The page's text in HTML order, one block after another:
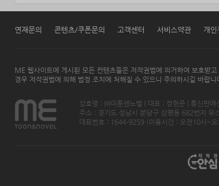
연재문의 콘텐츠/쿠폰문의 고객센터 서비스약관 개인
ME 웹사이트에 게시된 모든 컨텐츠들은 저작권법에 의거하여 보호받
경우 저작권법에 의해 법정 조치에 처해질 수 있으니 주의하시길 바랍니
상호명 : ㈜미툰앤노벨 | 대표 : 정현준 | 통신판
주소 : 경기도 성남시 분당구 삼평동 682번지
대표번호 : 1644-9259 (이용시간 : 오전10시~